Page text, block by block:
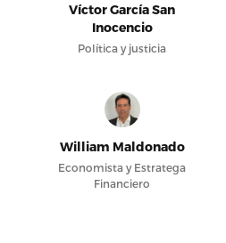
Víctor García San
Inocencio
Política y justicia
William Maldonado
Economista y Estratega
Financiero